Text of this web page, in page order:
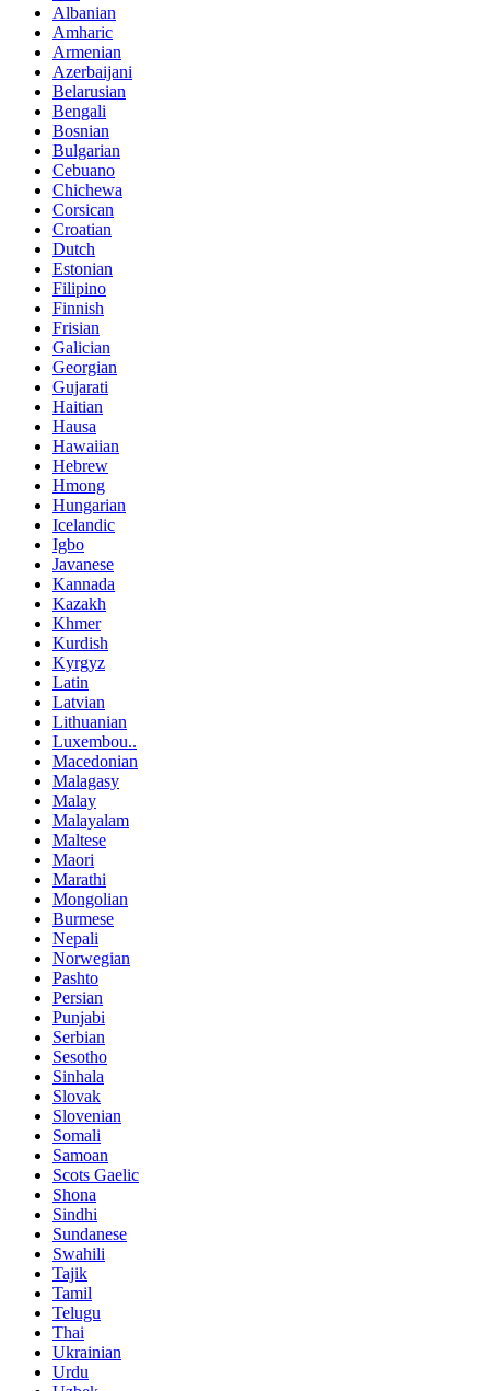
Albanian
Amharic
Armenian
Azerbaijani
Belarusian
Bengali
Bosnian
Bulgarian
Cebuano
Chichewa
Corsican
Croatian
Dutch
Estonian
Filipino
Finnish
Frisian
Galician
Georgian
Gujarati
Haitian
Hausa
Hawaiian
Hebrew
Hmong
Hungarian
Icelandic
Igbo
Javanese
Kannada
Kazakh
Khmer
Kurdish
Kyrgyz
Latin
Latvian
Lithuanian
Luxembou..
Macedonian
Malagasy
Malay
Malayalam
Maltese
Maori
Marathi
Mongolian
Burmese
Nepali
Norwegian
Pashto
Persian
Punjabi
Serbian
Sesotho
Sinhala
Slovak
Slovenian
Somali
Samoan
Scots Gaelic
Shona
Sindhi
Sundanese
Swahili
Tajik
Tamil
Telugu
Thai
Ukrainian
Urdu